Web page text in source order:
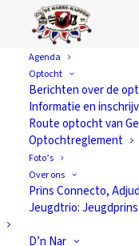
Agenda
Optocht
Berichten over de
Informatie en
Route optocht van
Optochtreglement
Foto’s
Over ons
Prins Connecto,
Jeugdtrio:
D’n Nar